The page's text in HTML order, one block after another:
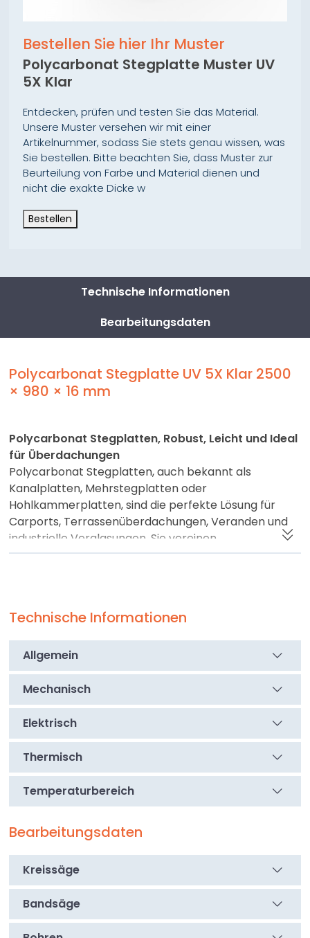
Bestellen Sie hier Ihr Muster
Polycarbonat Stegplatte Muster UV
5X Klar
Entdecken, prüfen und testen Sie das Material.
Unsere Muster versehen wir mit einer
Artikelnummer, sodass Sie stets genau wissen, was
Sie bestellen. Bitte beachten Sie, dass Muster zur
Beurteilung von Farbe und Material dienen und
nicht die exakte Dicke w
Bestellen
Technische Informationen
Bearbeitungsdaten
Polycarbonat Stegplatte UV 5X Klar 2500
× 980 × 16 mm
Polycarbonat Stegplatten, Robust, Leicht und Ideal
für Überdachungen
Polycarbonat Stegplatten, auch bekannt als
Kanalplatten, Mehrstegplatten oder
Hohlkammerplatten, sind die perfekte Lösung für
Carports, Terrassenüberdachungen, Veranden und
industrielle Verglasungen. Sie vereinen
außergewöhnliche Schlagfestigkeit, geringes
Unsere 5-fach Stegplatten überzeugen durch
besondere Stabilität, optimale Wärmedämmung,
hohe Lichtdurchlässigkeit und Langlebigkeit, ideal für
ästhetische und funktionale Außenanwendungen.
Vorteile
✔ Bis zu 250 × bruchfester als Glas
✔ Leichtgewichtig und einfach zu montieren
✔ UV- und witterungsbeständig
✔ Hitzebeständig und schlagzäh
✔ Einfach zu sägen, bohren und montieren
Produkteigenschaften
Die Polycarbonat Stegplatten werden aus
hochwertigem Polycarbonat gefertigt, einem
Kunststoff, der für seine extreme Schlagzähigkeit und
lange Lebensdauer bekannt ist. Das Material
Technische Informationen
Allgemein
Mechanisch
Elektrisch
Thermisch
Temperaturbereich
Bearbeitungsdaten
Kreissäge
Bandsäge